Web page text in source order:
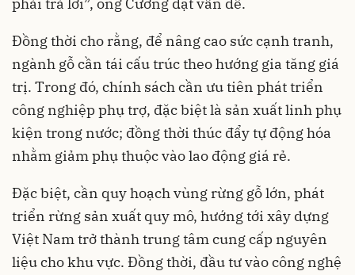
phải trả lời”, ông Cương đặt vấn đề.
Đồng thời cho rằng, để nâng cao sức cạnh tranh,
ngành gỗ cần tái cấu trúc theo hướng gia tăng giá
trị. Trong đó, chính sách cần ưu tiên phát triển
công nghiệp phụ trợ, đặc biệt là sản xuất linh phụ
kiện trong nước; đồng thời thúc đẩy tự động hóa
nhằm giảm phụ thuộc vào lao động giá rẻ.
Đặc biệt, cần quy hoạch vùng rừng gỗ lớn, phát
triển rừng sản xuất quy mô, hướng tới xây dựng
Việt Nam trở thành trung tâm cung cấp nguyên
liệu cho khu vực. Đồng thời, đầu tư vào công nghệ